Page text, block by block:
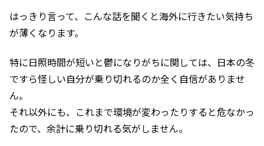
はっきり言って、こんな話を聞くと海外に行きたい気持ち
が薄くなります。
特に日照時間が短いと鬱になりがちに関しては、日本の冬
ですら怪しい自分が乗り切れるのか全く自信がありませ
ん。
それ以外にも、これまで環境が変わったりすると危なかっ
たので、余計に乗り切れる気がしません。